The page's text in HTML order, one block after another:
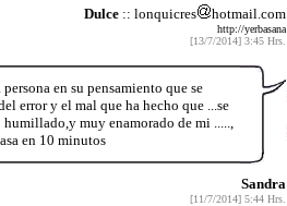
Dulce :: lonquicres hotmail.com
http://yerbasana
[13/7/2014] 3:45 Hrs.
en su pensamiento que se
error y el mal que ha hecho que ...se
muy enamorado de mi .....,
en 10 minutos
Sandra
[11/7/2014] 5:44 Hrs.